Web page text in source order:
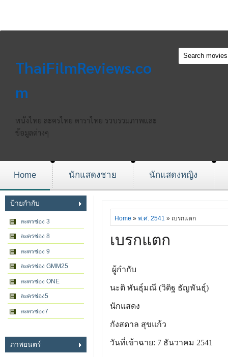
ThaiFilmReviews.co
m
หนังไทย ละครไทย ดาราไทย รวบรวมภาพและ
ข้อมูลต่างๆ
Home นักแสดงชาย นักแสดงหญิง
ป้ายกำกับ
ละครช่อง 3
ละครช่อง 8
ละครช่อง 9
ละครช่อง GMM25
ละครช่อง ONE
ละครช่อง5
ละครช่อง7
ภาพยนตร์
Home » พ.ศ. 2541 » เบรกแตก
เบรกแตก
ผู้กำกับ
นะติ พันธุ์มณี (วิดิฐ ธัญพันธุ์)
นักแสดง
กังสดาล สุขแก้ว
วันที่เข้าฉาย: 7 ธันวาคม 2541